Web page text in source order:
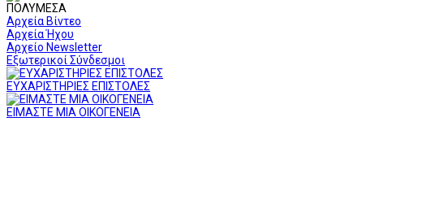
ΠΟΛΥΜΕΣΑ
Αρχεία Βίντεο
Αρχεία Ήχου
Αρχείο Newsletter
Εξωτερικοί Σύνδεσμοι
ΕΥΧΑΡΙΣΤΗΡΙΕΣ ΕΠΙΣΤΟΛΕΣ
ΕΙΜΑΣΤΕ ΜΙΑ ΟΙΚΟΓΕΝΕΙΑ